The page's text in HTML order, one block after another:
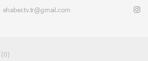
ehaber.tv.tr@gmail.com
(0)